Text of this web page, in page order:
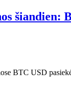
šiandien:
BTC USD